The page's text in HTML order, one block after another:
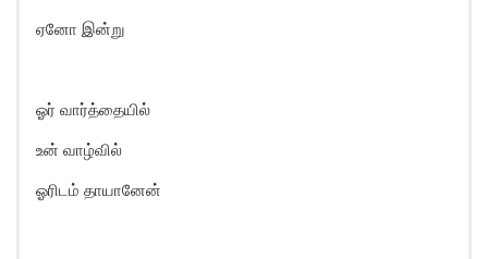
ஏனோ இன்று
ஓர் வார்த்தையில்
உன் வாழ்வில்
ஓரிடம் தாயானேன்